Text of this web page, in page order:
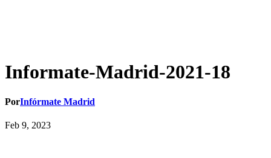
Informate-Madrid-2021-18
PorInfórmate Madrid
Feb 9, 2023